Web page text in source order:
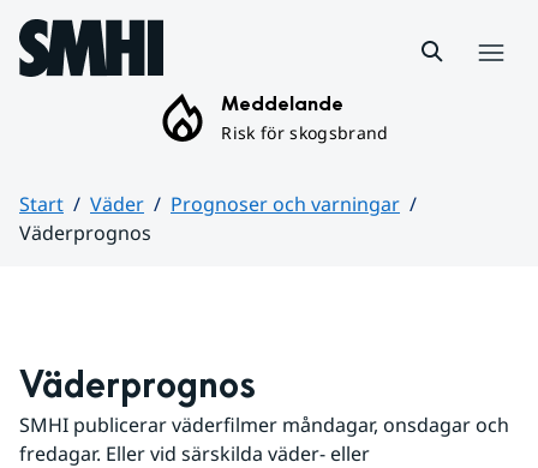
Hoppa till sidans innehåll
Meddelande
Risk för skogsbrand
Start Väder
Prognoser och varningar
Väderprognos
Väderprognos
SMHI publicerar väderfilmer måndagar, onsdagar och
fredagar. Eller vid särskilda väder- eller